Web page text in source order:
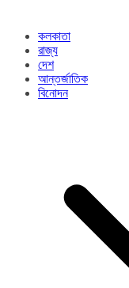
কলকাতা
রাজ্য​
দেশ
আন্তর্জাতিক
বিনোদন